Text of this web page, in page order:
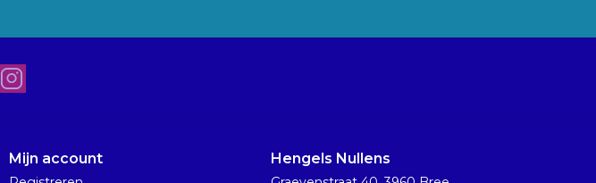
Mijn account Hengels Nullens